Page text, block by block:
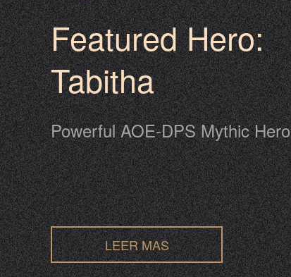
Featured Hero:
Tabitha
Powerful AOE-DPS Mythic Hero
LEER MAS